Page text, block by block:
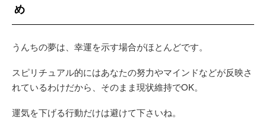
め
うんちの夢は、幸運を示す場合がほとんどです。
スピリチュアル的にはあなたの努力やマインドなどが反映さ
れているわけだから、そのまま現状維持でOK。
運気を下げる行動だけは避けて下さいね。